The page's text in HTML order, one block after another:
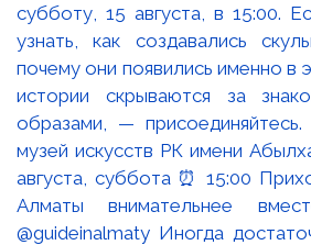
субботу, 15 августа, в 15:00.
узнать, как создавались
почему они появились именно в
истории скрываются за
образами, —
музей искусств РК имени
августа, суббота ⏰ 15:00
Алматы внимательнее
@guideinalmaty Иногда